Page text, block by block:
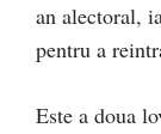
an alectoral,
pentru a
Este a doua